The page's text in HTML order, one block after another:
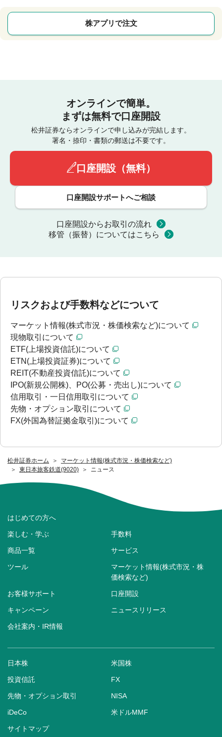
松井証券ホーム
マーケット情報(株式市況・株価検索など)
東日本旅客鉄道(9020)
ニュース
株アプリで注文
オンラインで簡単。
まずは無料で口座開設
松井証券ならオンラインで申し込みが完結します。
署名・捺印・書類の郵送は不要です。
口座開設（無料）
口座開設サポートへご相談
口座開設からお取引の流れ
移管（振替）についてはこちら
リスクおよび手数料などについて
マーケット情報(株式市況・株価検索など)について
現物取引について
ETF(上場投資信託)について
ETN(上場投資証券)について
REIT(不動産投資信託)について
IPO(新規公開株)、PO(公募・売出し)について
信用取引・一日信用取引について
先物・オプション取引について
FX(外国為替証拠金取引)について
はじめての方へ
楽しむ・学ぶ 手数料
商品一覧 サービス
ツール
マーケット情報(株式市況・株
価検索など)
お客様サポート 口座開設
キャンペーン ニュースリリース
会社案内・IR情報
日本株 米国株
投資信託 FX
先物・オプション取引 NISA
iDeCo 米ドルMMF
サイトマップ